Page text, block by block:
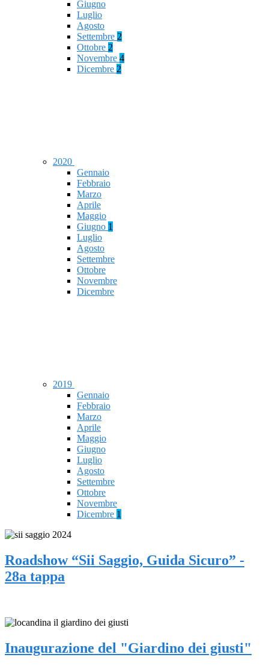
Giugno
Luglio
Agosto
Settembre 2
Ottobre 2
Novembre 4
Dicembre 2
2020
Gennaio
Febbraio
Marzo
Aprile
Maggio
Giugno 1
Luglio
Agosto
Settembre
Ottobre
Novembre
Dicembre
2019
Gennaio
Febbraio
Marzo
Aprile
Maggio
Giugno
Luglio
Agosto
Settembre
Ottobre
Novembre
Dicembre 1
Roadshow “Sii Saggio, Guida Sicuro” -
28a tappa
Inaugurazione del "Giardino dei giusti"